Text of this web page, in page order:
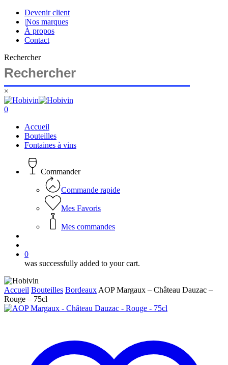
Skip
main
content
Devenir client
|Nos marques
À propos
Contact
Rechercher
×
Close
Search
search
account
0
Accueil
Bouteilles
Fontaines à vins
Commander
Commande rapide
Mes Favoris
Mes commandes
0
was successfully added to your cart.
Accueil Bouteilles Bordeaux AOP Margaux – Château Dauzac –
Rouge – 75cl